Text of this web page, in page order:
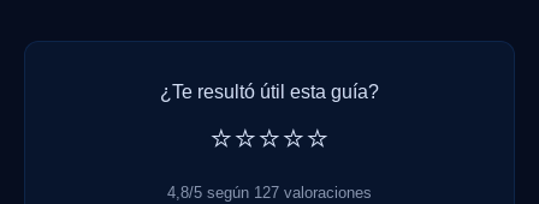
¿Te resultó útil esta guía?
⭐⭐⭐⭐⭐
4,8/5 según 127 valoraciones